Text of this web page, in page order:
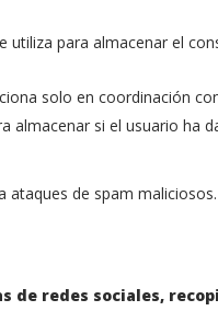
para almacenar el
solo en coordinación
almacenar si el usuario ha
ataques de spam maliciosos.
de redes sociales,